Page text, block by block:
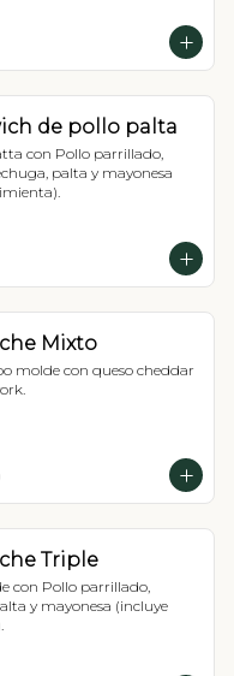
de pollo palta
con Pollo parrillado,
palta y mayonesa
Mixto
molde con queso cheddar
Triple
con Pollo parrillado,
y mayonesa (incluye